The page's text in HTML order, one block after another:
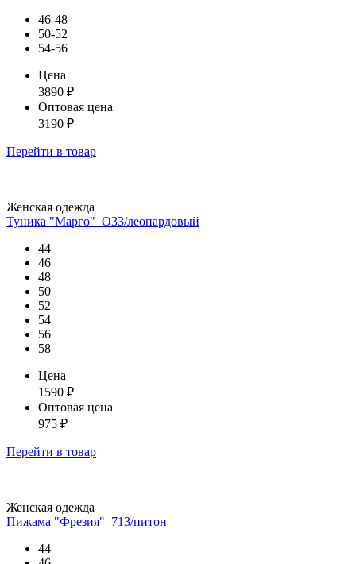
46-48
50-52
54-56
Цена
3890 ₽
Оптовая цена
3190 ₽
Перейти в товар
Женская одежда
Туника "Марго"_О33/леопардовый
44
46
48
50
52
54
56
58
Цена
1590 ₽
Оптовая цена
975 ₽
Перейти в товар
Женская одежда
Пижама "Фрезия"_713/питон
44